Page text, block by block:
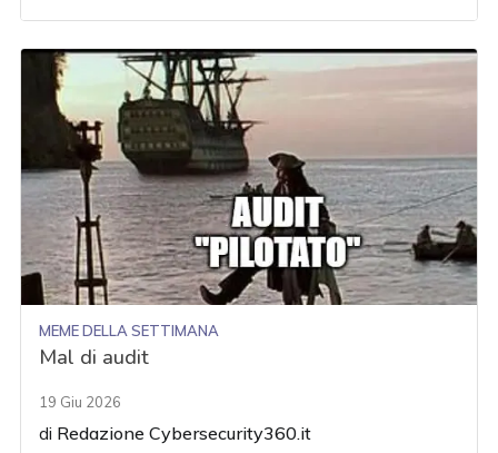
MEME DELLA SETTIMANA
Mal di audit
19 Giu 2026
di Redazione Cybersecurity360.it